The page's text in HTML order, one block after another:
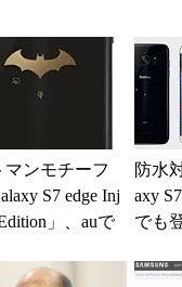
マンモチーフ
S7 edge Inj
」、auで
防水
axy
でも